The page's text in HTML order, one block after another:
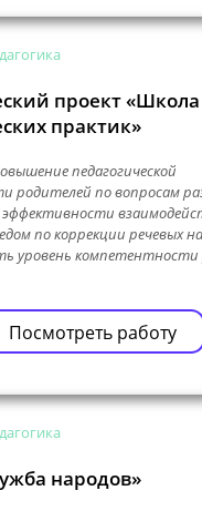
проект «Школа
практик»
педагогической
родителей по вопросам
по коррекции речевых
уровень компетентности
Посмотреть работу
народов»